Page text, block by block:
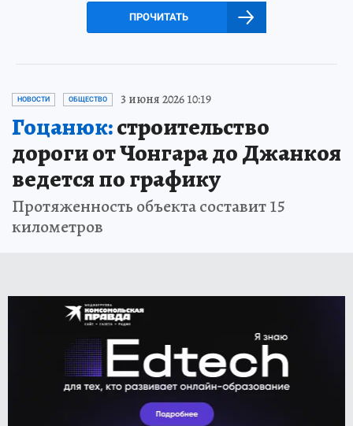
ПРОЧИТАТЬ
НОВОСТИ ОБЩЕСТВО 3 июня 2026 10:19
Гоцанюк:строительство
дороги от Чонгара до Джанкоя
ведется по графику
Протяженность объекта составит 15
километров